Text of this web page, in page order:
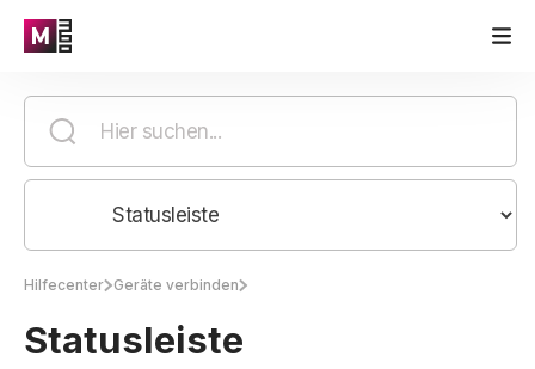
Hilfecenter Geräte verbinden
Statusleiste